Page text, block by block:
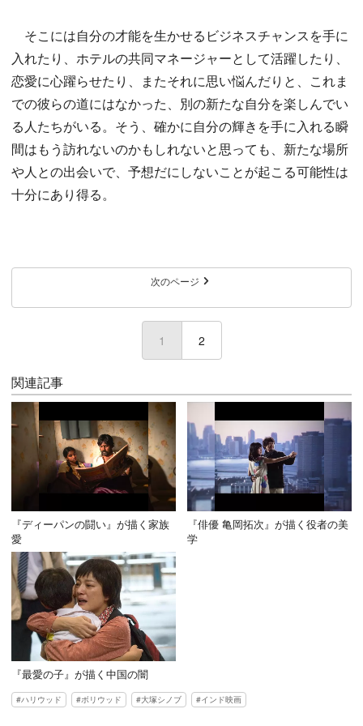
そこには自分の才能を生かせるビジネスチャンスを手に
入れたり、ホテルの共同マネージャーとして活躍したり、
恋愛に心躍らせたり、またそれに思い悩んだりと、これま
での彼らの道にはなかった、別の新たな自分を楽しんでい
る人たちがいる。そう、確かに自分の輝きを手に入れる瞬
間はもう訪れないのかもしれないと思っても、新たな場所
や人との出会いで、予想だにしないことが起こる可能性は
十分にあり得る。
次のページ
1 (current)
2
関連記事
『ディーパンの闘い』が描く家族
愛
『俳優 亀岡拓次』が描く役者の美
学
『最愛の子』が描く中国の闇
ハリウッド ボリウッド 大塚シノブ インド映画